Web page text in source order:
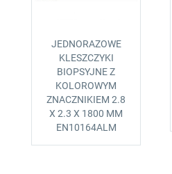
JEDNORAZOWE
KLESZCZYKI
BIOPSYJNE Z
KOLOROWYM
ZNACZNIKIEM 2.8
X 2.3 X 1800 MM
EN10164ALM